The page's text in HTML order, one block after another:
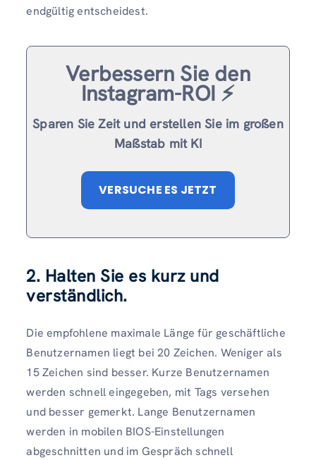
endgültig entscheidest.
Verbessern Sie den
Instagram-ROI ⚡️
Sparen Sie Zeit und erstellen Sie im großen
Maßstab mit KI
VERSUCHE ES JETZT
2. Halten Sie es kurz und
verständlich.
Die empfohlene maximale Länge für geschäftliche
Benutzernamen liegt bei 20 Zeichen. Weniger als
15 Zeichen sind besser. Kurze Benutzernamen
werden schnell eingegeben, mit Tags versehen
und besser gemerkt. Lange Benutzernamen
werden in mobilen BIOS-Einstellungen
abgeschnitten und im Gespräch schnell